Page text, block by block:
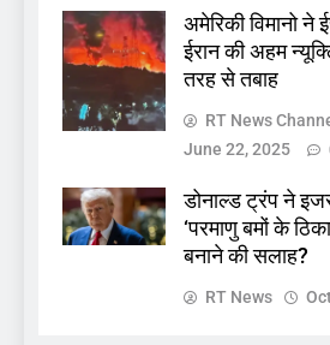
अमेरिकी विमानो ने
ईरान की अहम
तरह से तबाह
RT News
June 22, 2025
डोनाल्ड ट्रंप ने
‘परमाणु बमों के
बनाने की सलाह?
RT News